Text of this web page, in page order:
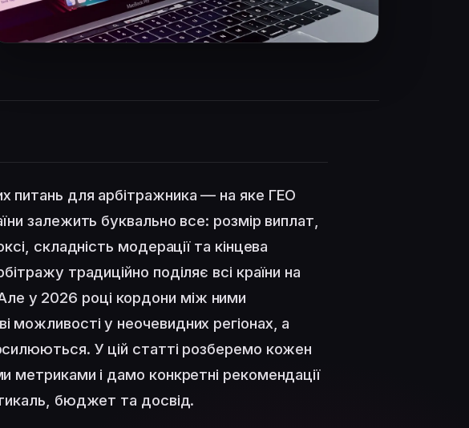
питань для арбітражника — на яке ГЕО
залежить буквально все: розмір виплат,
складність модерації та кінцева
традиційно поділяє всі країни на
у 2026 році кордони між ними
можливості у неочевидних регіонах, а
У цій статті розберемо кожен
метриками і дамо конкретні рекомендації
бюджет та досвід.